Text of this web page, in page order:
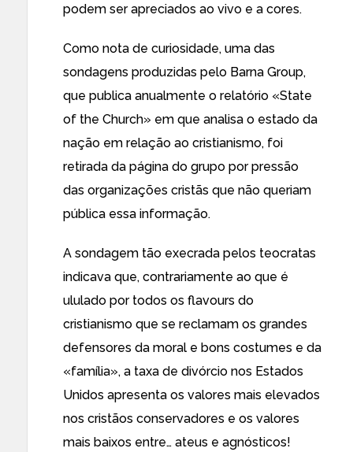
podem ser apreciados ao vivo e a cores.
Como nota de curiosidade, uma das
sondagens produzidas pelo Barna Group,
que publica anualmente o relatório «State
of the Church» em que analisa o estado da
nação em relação ao cristianismo, foi
retirada da página do grupo por pressão
das organizações cristãs que não queriam
pública essa informação.
A sondagem tão execrada pelos teocratas
indicava que, contrariamente ao que é
ululado por todos os flavours do
cristianismo que se reclamam os grandes
defensores da moral e bons costumes e da
«família», a taxa de divórcio nos Estados
Unidos apresenta os valores mais elevados
nos cristãos conservadores e os valores
mais baixos entre… ateus e agnósticos!